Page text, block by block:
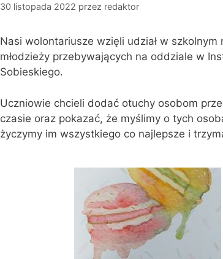
30 listopada 2022 przez redaktor
Nasi wolontariusze wzięli udział w
młodzieży przebywających na oddziale w
Sobieskiego.
Uczniowie chcieli dodać otuchy osobom
czasie oraz pokazać, że myślimy o tych
życzymy im wszystkiego co najlepsze i